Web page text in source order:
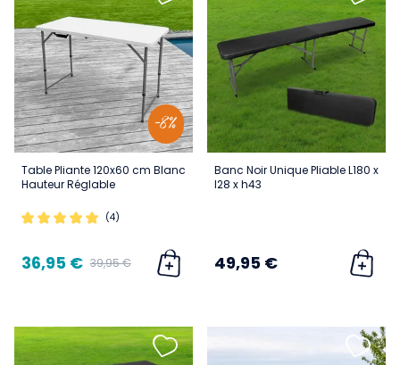
-8%
Table Pliante 120x60 cm Blanc
Hauteur Réglable
(4)
36,95 € 39,95 €
Banc Noir Unique Pliable L180 x
l28 x h43
49,95 €